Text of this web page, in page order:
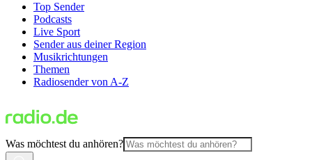
Top Sender
Podcasts
Live Sport
Sender aus deiner Region
Musikrichtungen
Themen
Radiosender von A-Z
Was möchtest du anhören?